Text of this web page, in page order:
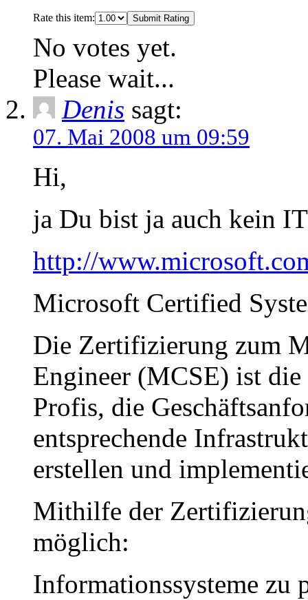
Rate this item: Submit Rating
No votes yet.
Please wait...
Denis sagt:
07. Mai 2008 um 09:59
Hi,
ja Du bist ja auch kein
http://
Microsoft Certified
Die Zertifizierung zum
Engineer (MCSE) ist
Profis, die
entsprechende
erstellen und
Mithilfe der
möglich:
Informationssysteme zu